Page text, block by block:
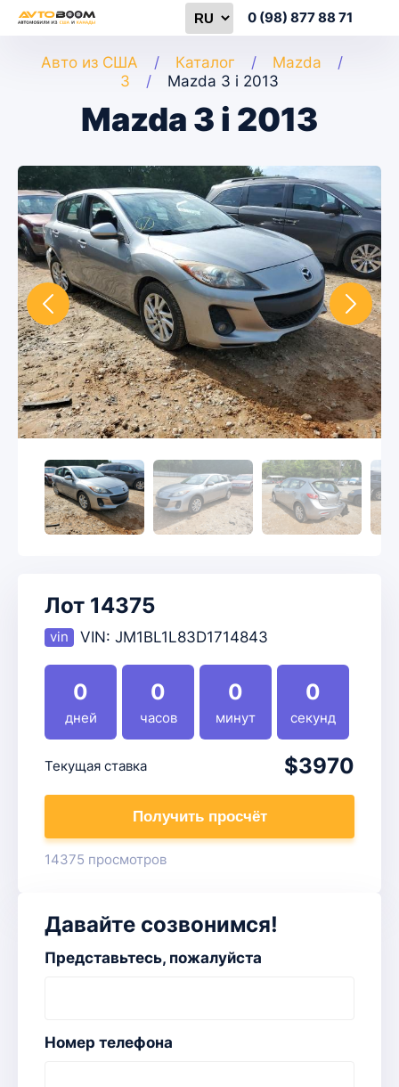
0 (98) 877 88 71
Авто из США Каталог
Mazda
3
Mazda 3 i 2013
Mazda 3 i 2013
Лот 14375
VIN: JM1BL1L83D1714843
0
дней
0
часов
0
минут
0
секунд
Текущая ставка $3970
Получить просчёт
14375 просмотров
Давайте созвонимся!
Представьтесь, пожалуйста
Номер телефона